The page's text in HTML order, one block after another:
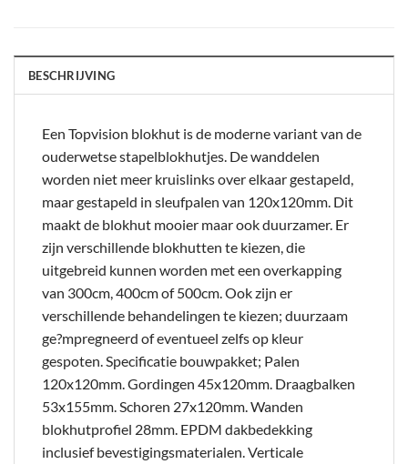
BESCHRIJVING
Een Topvision blokhut is de moderne variant van de
ouderwetse stapelblokhutjes. De wanddelen
worden niet meer kruislinks over elkaar gestapeld,
maar gestapeld in sleufpalen van 120x120mm. Dit
maakt de blokhut mooier maar ook duurzamer. Er
zijn verschillende blokhutten te kiezen, die
uitgebreid kunnen worden met een overkapping
van 300cm, 400cm of 500cm. Ook zijn er
verschillende behandelingen te kiezen; duurzaam
ge?mpregneerd of eventueel zelfs op kleur
gespoten. Specificatie bouwpakket; Palen
120x120mm. Gordingen 45x120mm. Draagbalken
53x155mm. Schoren 27x120mm. Wanden
blokhutprofiel 28mm. EPDM dakbedekking
inclusief bevestigingsmaterialen. Verticale